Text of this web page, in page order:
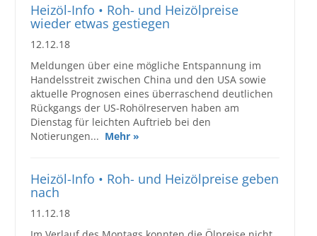
Heizöl-Info • Roh- und Heizölpreise
wieder etwas gestiegen
12.12.18
Meldungen über eine mögliche Entspannung im
Handelsstreit zwischen China und den USA sowie
aktuelle Prognosen eines überraschend deutlichen
Rückgangs der US-Rohölreserven haben am
Dienstag für leichten Auftrieb bei den
Notierungen... Mehr »
Heizöl-Info • Roh- und Heizölpreise geben
nach
11.12.18